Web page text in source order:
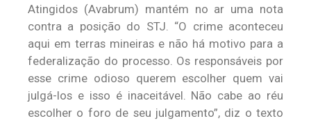
Atingidos (Avabrum) mantém no ar uma nota
contra a posição do STJ. “O crime aconteceu
aqui em terras mineiras e não há motivo para a
federalização do processo. Os responsáveis por
esse crime odioso querem escolher quem vai
julgá-los e isso é inaceitável. Não cabe ao réu
escolher o foro de seu julgamento”, diz o texto